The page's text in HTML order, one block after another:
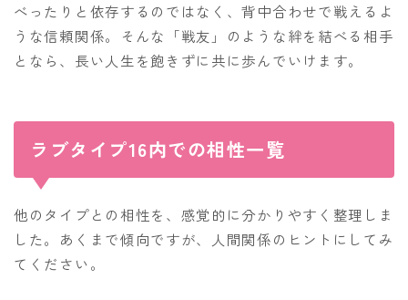
べったりと依存するのではなく、背中合わせで戦えるよ
うな信頼関係。そんな「戦友」のような絆を結べる相手
となら、長い人生を飽きずに共に歩んでいけます。
ラブタイプ16内での相性一覧
他のタイプとの相性を、感覚的に分かりやすく整理しま
した。あくまで傾向ですが、人間関係のヒントにしてみ
てください。